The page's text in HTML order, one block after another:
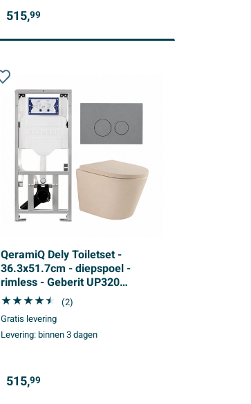
515,99
QeramiQ Dely Toiletset -
36.3x51.7cm - diepspoel -
rimless - Geberit UP320
inbouwreservoir - softclose
toilet zitting 35 mm -
bedieningsplaat licht grijs -
ronde knoppen - mat beige
(2)
Gratis levering
Levering:binnen 3 dagen
515,99